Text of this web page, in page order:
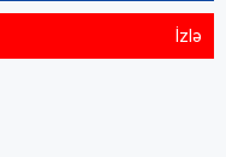
İzlə